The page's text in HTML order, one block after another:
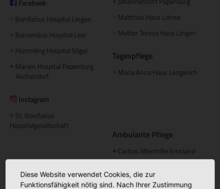
Facebook
+ Bonifatius Hospital Lingen
+ Borromäus Hospital Leer
+ Hümmling Hospital Sögel
+ Marien Hospital Papenburg
Aschendorf
Instagram
St. Bonifatius
Hospitalgesellschaft
+
+ Matthias Haus Lohne
+ Mutter Teresa Haus Lingen
Tagespflege
+ Maria Anna Haus Lengerich
Ambulante Pflege
+ Caritas Altenhilfe Emsland
Ambulante Pflege Sögel
Diese Website verwendet Cookies, die zur
Funktionsfähigkeit nötig sind. Nach Ihrer Zustimmung